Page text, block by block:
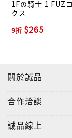
1Fの騎士 1 FUZ
クス
9折 $265
關於誠品
合作洽談
誠品線上